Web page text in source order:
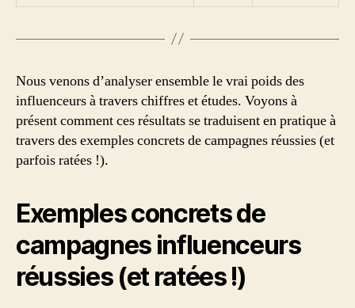
Nous venons d’analyser ensemble le vrai poids des
influenceurs à travers chiffres et études. Voyons à
présent comment ces résultats se traduisent en pratique à
travers des exemples concrets de campagnes réussies (et
parfois ratées !).
Exemples concrets de
campagnes influenceurs
réussies (et ratées !)